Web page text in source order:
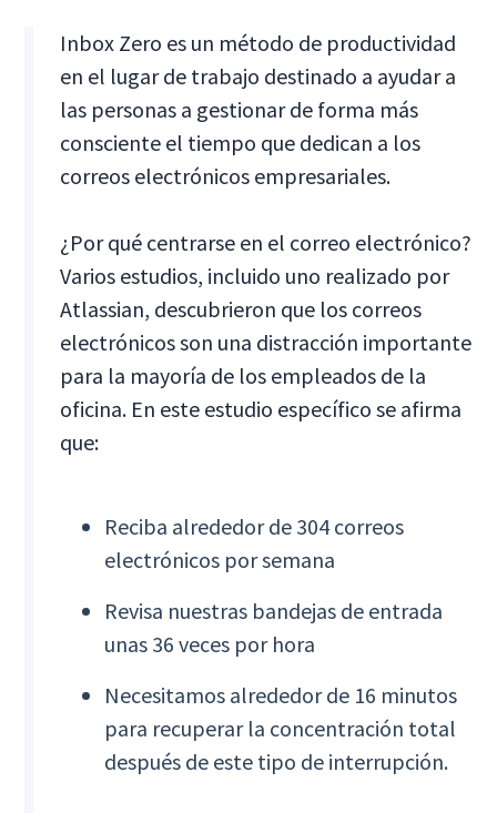
Inbox Zero es un método de productividad
en el lugar de trabajo destinado a ayudar a
las personas a gestionar de forma más
consciente el tiempo que dedican a los
correos electrónicos empresariales.
¿Por qué centrarse en el correo electrónico?
Varios estudios, incluido uno realizado por
Atlassian, descubrieron que los correos
electrónicos son una distracción importante
para la mayoría de los empleados de la
oficina. En este estudio específico se afirma
que:
Reciba alrededor de 304 correos
electrónicos por semana
Revisa nuestras bandejas de entrada
unas 36 veces por hora
Necesitamos alrededor de 16 minutos
para recuperar la concentración total
después de este tipo de interrupción.